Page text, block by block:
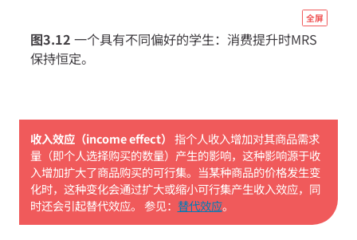
全屏
07-
图
图3.12 一个具有不同偏好的学生：消费提升时MRS
保持恒定。
收入效应（income effect） 指个人收入增加对其商品需求
量（即个人选择购买的数量）产生的影响，这种影响源于收
入增加扩大了商品购买的可行集。当某种商品的价格发生变
化时，这种变化会通过扩大或缩小可行集产生收入效应，同
时还会引起替代效应。 参见： 替代效应。